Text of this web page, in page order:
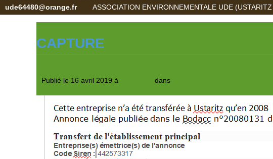
ASSOCIATION ENVIRONNEMENTALE UDE
ude64480@orange.fr
CAPTURE
Publié le 16 avril 2019 à dans